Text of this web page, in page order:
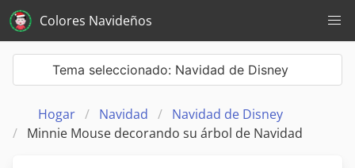
Colores Navideños
Hogar Navidad
Navidad de Disney
Minnie Mouse decorando su árbol de Navidad
Tema seleccionado: Navidad de Disney